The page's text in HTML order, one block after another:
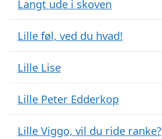
Langt ude i skoven
Lille føl, ved du hvad!
Lille Lise
Lille Peter Edderkop
Lille Viggo, vil du ride ranke?